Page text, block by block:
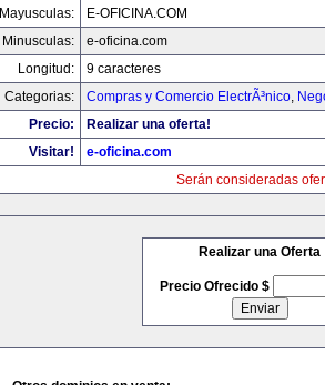
Mayusculas:
E-OFICINA.COM
Minusculas:
e-oficina.com
Longitud:
9 caracteres
Categorias:
Compras y Comercio ElectrÃ³nico,
Precio:
Realizar una oferta!
Visitar!
e-oficina.com
Serán consideradas
Realizar una Oferta
Precio Ofrecido $